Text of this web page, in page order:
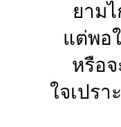
ยาม
แต่พอ
หรือ
ใจเปรา